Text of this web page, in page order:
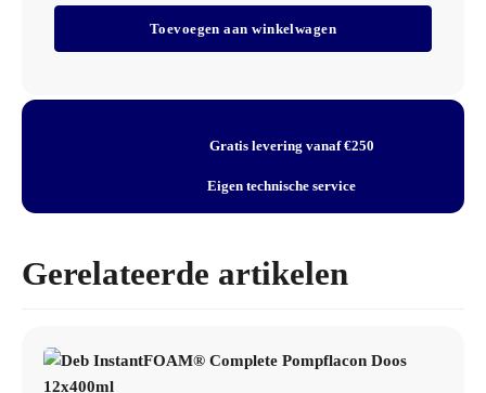
Complete
NL
Toevoegen aan winkelwagen
Gratis levering vanaf €250
Eigen technische service
Gerelateerde artikelen